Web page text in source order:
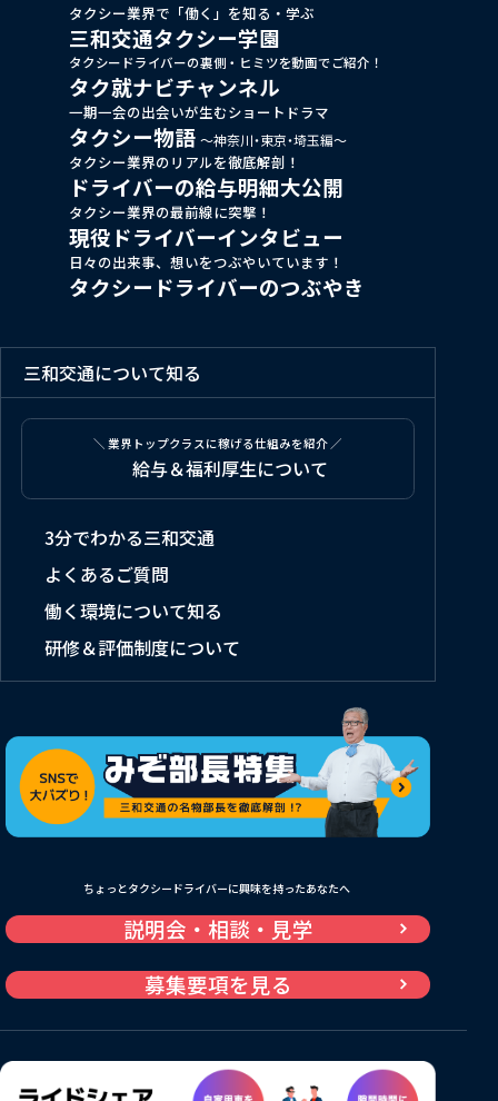
タクシー業界で「働く」を知る・学ぶ
三和交通タクシー学園
タクシー業界のリアルを徹底解剖！
ドライバーの給与明細大公開
タクシードライバーの裏側・ヒミツを動画でご紹介！
タク就ナビチャンネル
タクシー業界の最前線に突撃！
現役ドライバーインタビュー
一期一会の出会いが生むショートドラマ
タクシー物語 ～神奈川・東京・埼玉編～
日々の出来事、想いをつぶやいています！
タクシードライバーのつぶやき
三和交通について知る
＼ 業界トップクラスに稼げる仕組みを紹介 ／
給与＆福利厚生について
3分でわかる三和交通
よくあるご質問
働く環境について知る
研修＆評価制度について
ちょっとタクシードライバーに興味を持ったあなたへ
説明会・相談・見学
募集要項を見る